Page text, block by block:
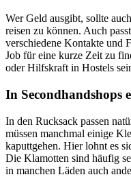
Wer Geld ausgibt, sollte
reisen zu können. Auch
verschiedene Kontakte und
Job für eine kurze Zeit zu
oder Hilfskraft in Hostels
In Secondhandshops
In den Rucksack passen
müssen manchmal einige
kaputtgehen. Hier lohnt es
Die Klamotten sind häufig
in manchen Läden auch